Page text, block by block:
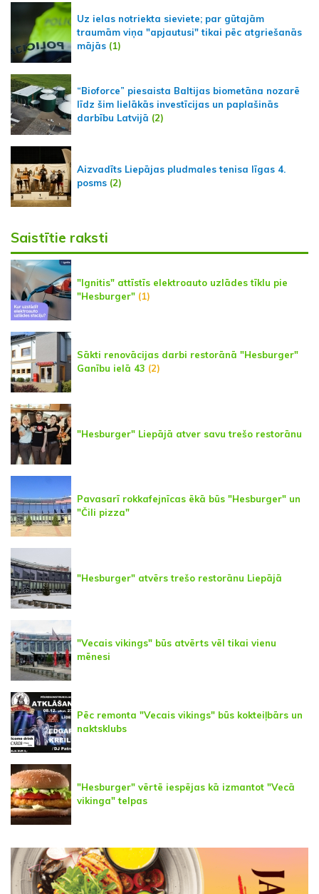
Uz ielas notriekta sieviete; par gūtajām
traumām viņa "apjautusi" tikai pēc atgriešanās
mājās (1)
“Bioforce” piesaista Baltijas biometāna nozarē
līdz šim lielākās investīcijas un paplašinās
darbību Latvijā (2)
Aizvadīts Liepājas pludmales tenisa līgas 4.
posms (2)
Saistītie raksti
"Ignitis" attīstīs elektroauto uzlādes tīklu pie
"Hesburger" (1)
Sākti renovācijas darbi restorānā "Hesburger"
Ganību ielā 43 (2)
"Hesburger" Liepājā atver savu trešo restorānu
Pavasarī rokkafejnīcas ēkā būs "Hesburger" un
"Čili pizza"
"Hesburger" atvērs trešo restorānu Liepājā
"Vecais vikings" būs atvērts vēl tikai vienu
mēnesi
Pēc remonta "Vecais vikings" būs kokteiļbārs un
naktsklubs
"Hesburger" vērtē iespējas kā izmantot "Vecā
vikinga" telpas